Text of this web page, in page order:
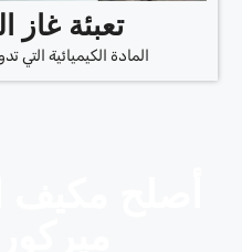
تعبئة غاز
المادة الكيميائية التي